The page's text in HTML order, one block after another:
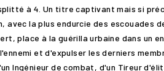
à 4. Un titre captivant mais si
avec la plus endurcie des escouades
place à la guérilla urbaine dans un
et d'expulser les derniers
Ingénieur de combat, d'un Tireur